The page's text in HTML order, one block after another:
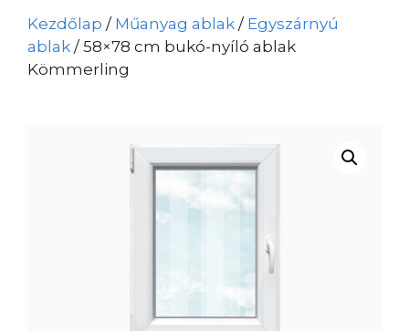
Kezdőlap / Műanyag ablak / Egyszárnyú
ablak / 58×78 cm bukó-nyíló ablak
Kömmerling